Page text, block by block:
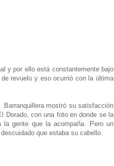
y por ello está constantemente bajo
revuelo y eso ocurrió con la última
mostró su satisfacción
Dorado, con una foto en donde se la
gente que la acompaña. Pero un
que estaba su cabello.